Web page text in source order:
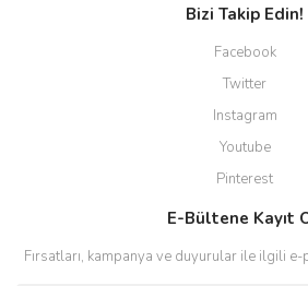
Bizi Takip Edin!
Facebook
Twitter
Instagram
Youtube
Pinterest
E-Bültene Kayıt
Fırsatları, kampanya ve duyurular ile ilgili